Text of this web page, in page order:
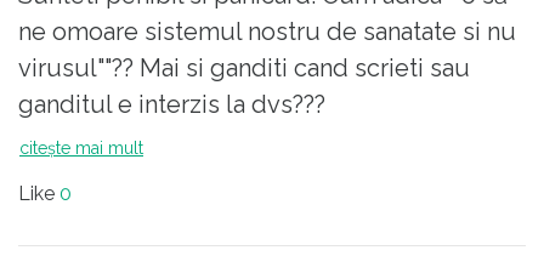
ne omoare sistemul nostru de sanatate si nu
virusul""?? Mai si ganditi cand scrieti sau
ganditul e interzis la dvs???
citește mai mult
Like 0